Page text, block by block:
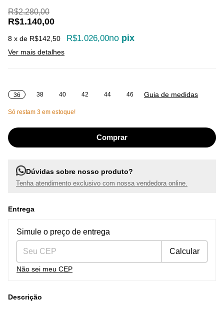
R$2.280,00
R$1.140,00
8 x de R$142,50 R$1.026,00no pix
Ver mais detalhes
36 38 40 42 44 46 Guia de medidas
Só restam 3 em estoque!
Dúvidas sobre nosso produto?
Tenha atendimento exclusivo com nossa vendedora online.
Entrega
Entregas para o CEP:
Simule o preço de entrega
Calcular
Não sei meu CEP
Descrição